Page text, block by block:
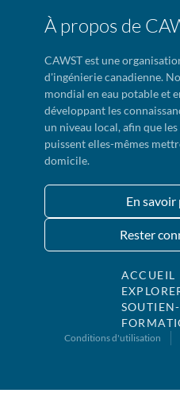
À propos de
CAWST est une
d'ingénierie canadienne.
mondial en eau potable et
développant les
un niveau local, afin que
puissent elles-mêmes
domicile.
En savoir
Rester
ACCUEIL
Conditions d'utilisation